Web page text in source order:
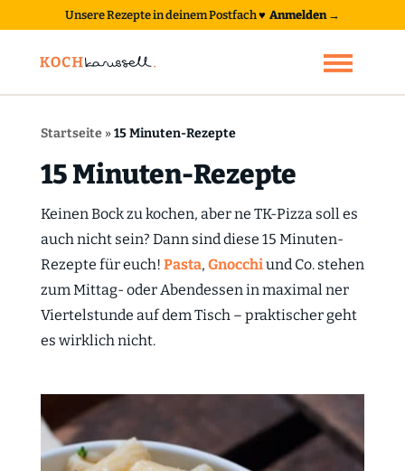
Unsere Rezepte in deinem Postfach♥ Anmelden →
Startseite»15 Minuten-Rezepte
15 Minuten-Rezepte
Keinen Bock zu kochen, aber ne TK-Pizza soll es
auch nicht sein? Dann sind diese 15 Minuten-
Rezepte für euch! Pasta, Gnocchiund Co. stehen
zum Mittag- oder Abendessen in maximal ner
Viertelstunde auf dem Tisch – praktischer geht
es wirklich nicht.